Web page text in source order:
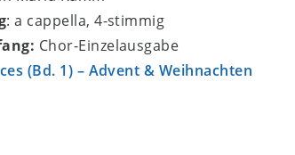
: a cappella, 4-stimmig
Chor-Einzelausgabe
(Bd. 1) – Advent & Weihnachten